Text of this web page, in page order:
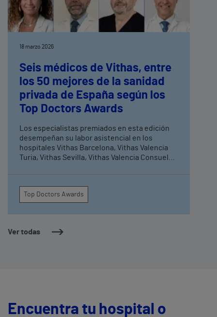
Ver todas
18 marzo 2026
Seis médicos de Vithas, entre
los 50 mejores de la sanidad
privada de España según los
Top Doctors Awards
Los especialistas premiados en esta edición
desempeñan su labor asistencial en los
hospitales Vithas Barcelona, Vithas Valencia
Turia, Vithas Sevilla, Vithas Valencia Consuelo,
más de 5.000 votaciones de profesionales
médicos que valoran la excelencia asistencial,
investigadora de los candidatos
Top Doctors Awards
Encuentra tu hospital o